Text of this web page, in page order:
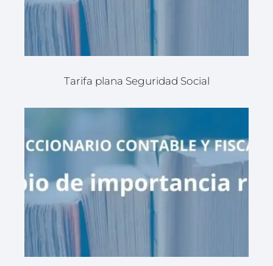
Tarifa plana Seguridad Social